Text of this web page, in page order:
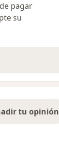
pagar
su
tu opinión